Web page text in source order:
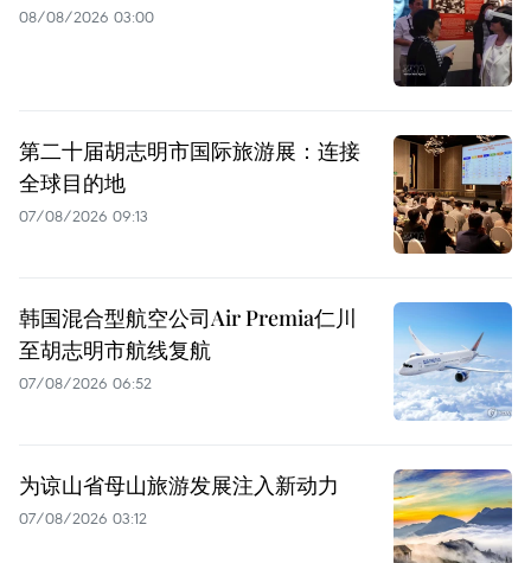
08/08/2026 03:00
第二十届胡志明市国际旅游展：连接
全球目的地
07/08/2026 09:13
韩国混合型航空公司Air Premia仁川
至胡志明市航线复航
07/08/2026 06:52
为谅山省母山旅游发展注入新动力
07/08/2026 03:12